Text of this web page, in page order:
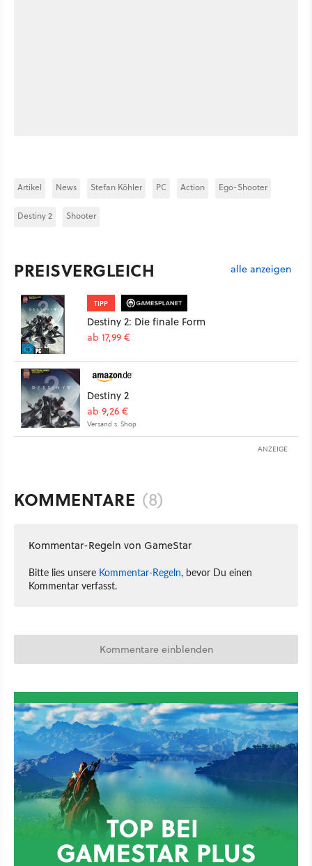
Artikel News Stefan Köhler PC Action Ego-Shooter
Destiny 2 Shooter
PREISVERGLEICH alle anzeigen
TIPP
Destiny 2: Die finale Form
ab 17,99 €
Destiny 2
ab 9,26 €
Versand s. Shop
ANZEIGE
KOMMENTARE (8)
Kommentar-Regeln von GameStar
Bitte lies unsere Kommentar-Regeln, bevor Du einen
Kommentar verfasst.
Kommentare einblenden